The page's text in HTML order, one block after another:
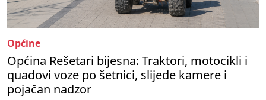
Općine
Općina Rešetari bijesna: Traktori, motocikli i
quadovi voze po šetnici, slijede kamere i
pojačan nadzor